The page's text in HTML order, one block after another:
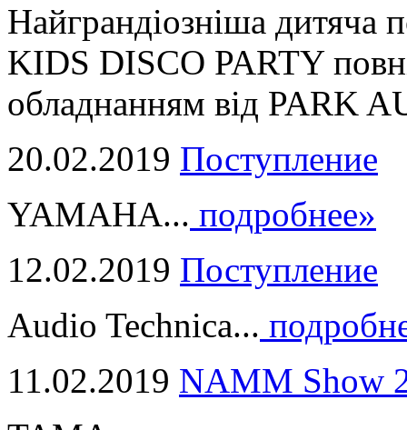
Найграндіозніша дитяча
KIDS DISCO PARTY
обладнанням від PARK
20.02.2019 Поступление
YAMAHA... подробнее»
12.02.2019 Поступление
Audio Technica...
11.02.2019 NAMM Show